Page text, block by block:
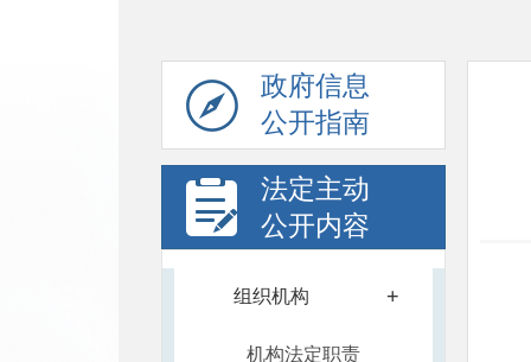
政府信息
公开指南
法定主动
公开内容
组织机构 +
机构法定职责